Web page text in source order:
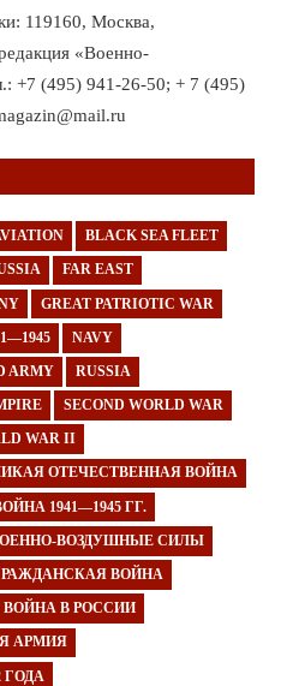
119160, Москва,
«Военно-
+7 (495) 941-26-50; + 7 (495)
BLACK SEA FLEET
FAR EAST
GREAT PATRIOTIC WAR
NAVY
ARMY RUSSIA
SECOND WORLD WAR
WAR II
ОТЕЧЕСТВЕННАЯ ВОЙНА
1941—1945 ГГ.
ВОЗДУШНЫЕ СИЛЫ
ВОЙНА
В РОССИИ
АРМИЯ
ГОДА